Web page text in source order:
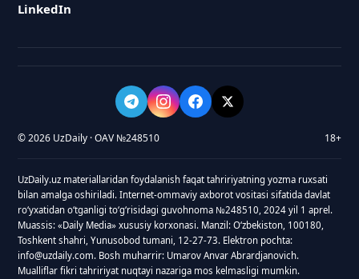
LinkedIn
© 2026 UzDaily · OAV №248510 18+
UzDaily.uz materiallaridan foydalanish faqat tahririyatning yozma ruxsati
bilan amalga oshiriladi. Internet-ommaviy axborot vositasi sifatida davlat
roʻyxatidan oʻtganligi toʻgʻrisidagi guvohnoma №248510, 2024 yil 1 aprel.
Muassis: «Daily Media» xususiy korxonasi. Manzil: Oʻzbekiston, 100180,
Toshkent shahri, Yunusobod tumani, 12-27-73. Elektron pochta:
info@uzdaily.com. Bosh muharrir: Umarov Anvar Abrardjanovich.
Mualliflar fikri tahririyat nuqtayi nazariga mos kelmasligi mumkin.